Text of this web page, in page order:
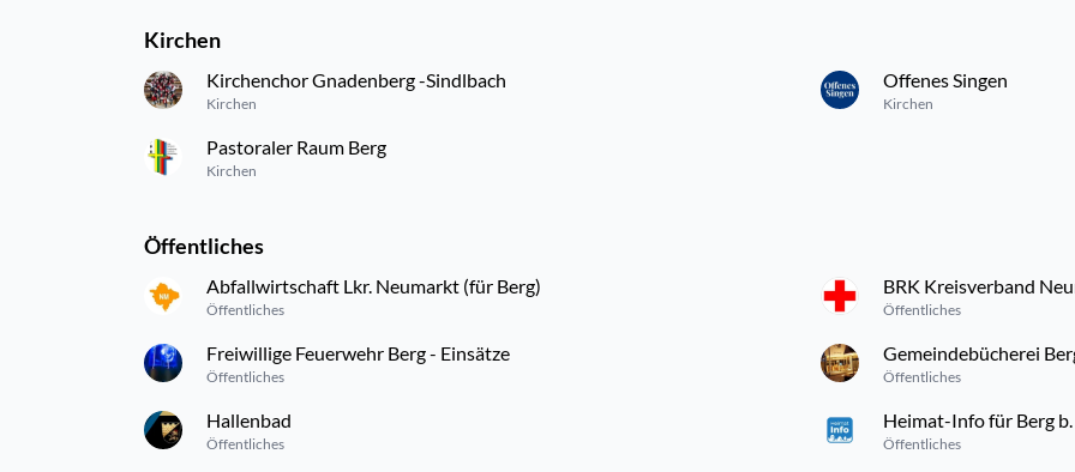
Kirchen
Kirchenchor Gnadenberg -Sindlbach
Kirchen
Offenes Singen
Kirchen
Pastoraler Raum Berg
Kirchen
Öffentliches
Abfallwirtschaft Lkr. Neumarkt (für Berg)
Öffentliches
BRK Kreisverband
Öffentliches
Freiwillige Feuerwehr Berg - Einsätze
Öffentliches
Gemeindebücherei
Öffentliches
Hallenbad
Öffentliches
Heimat-Info für Berg
Öffentliches